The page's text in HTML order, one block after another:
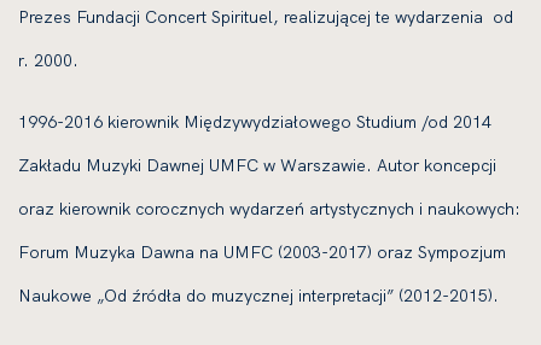
Prezes Fundacji Concert Spirituel, realizującej te wydarzenia od
r. 2000.
1996-2016 kierownik Międzywydziałowego Studium /od 2014
Zakładu Muzyki Dawnej UMFC w Warszawie. Autor koncepcji
oraz kierownik corocznych wydarzeń artystycznych i naukowych:
Forum Muzyka Dawna na UMFC (2003-2017) oraz Sympozjum
Naukowe „Od źródła do muzycznej interpretacji” (2012-2015).